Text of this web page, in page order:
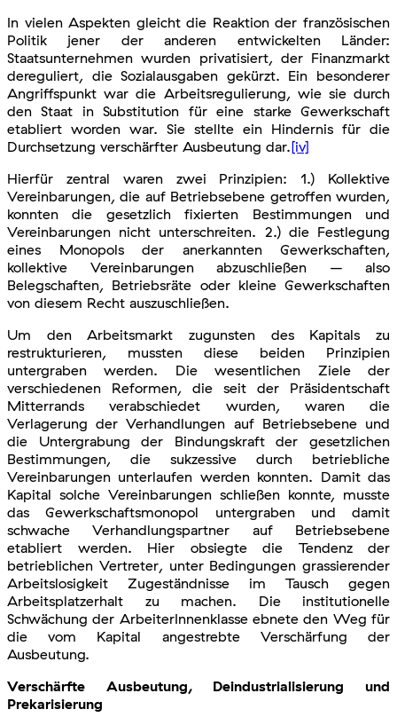
In vielen Aspekten gleicht die Reaktion der französischen
Politik jener der anderen entwickelten Länder:
Staatsunternehmen wurden privatisiert, der Finanzmarkt
dereguliert, die Sozialausgaben gekürzt. Ein besonderer
Angriffspunkt war die Arbeitsregulierung, wie sie durch
den Staat in Substitution für eine starke Gewerkschaft
etabliert worden war. Sie stellte ein Hindernis für die
Durchsetzung verschärfter Ausbeutung dar.[iv]
Hierfür zentral waren zwei Prinzipien: 1.) Kollektive
Vereinbarungen, die auf Betriebsebene getroffen wurden,
konnten die gesetzlich fixierten Bestimmungen und
Vereinbarungen nicht unterschreiten. 2.) die Festlegung
eines Monopols der anerkannten Gewerkschaften,
kollektive Vereinbarungen abzuschließen – also
Belegschaften, Betriebsräte oder kleine Gewerkschaften
von diesem Recht auszuschließen.
Um den Arbeitsmarkt zugunsten des Kapitals zu
restrukturieren, mussten diese beiden Prinzipien
untergraben werden. Die wesentlichen Ziele der
verschiedenen Reformen, die seit der Präsidentschaft
Mitterrands verabschiedet wurden, waren die
Verlagerung der Verhandlungen auf Betriebsebene und
die Untergrabung der Bindungskraft der gesetzlichen
Bestimmungen, die sukzessive durch betriebliche
Vereinbarungen unterlaufen werden konnten. Damit das
Kapital solche Vereinbarungen schließen konnte, musste
das Gewerkschaftsmonopol untergraben und damit
schwache Verhandlungspartner auf Betriebsebene
etabliert werden. Hier obsiegte die Tendenz der
betrieblichen Vertreter, unter Bedingungen grassierender
Arbeitslosigkeit Zugeständnisse im Tausch gegen
Arbeitsplatzerhalt zu machen. Die institutionelle
Schwächung der ArbeiterInnenklasse ebnete den Weg für
die vom Kapital angestrebte Verschärfung der
Ausbeutung.
Verschärfte Ausbeutung, Deindustrialisierung und
Prekarisierung